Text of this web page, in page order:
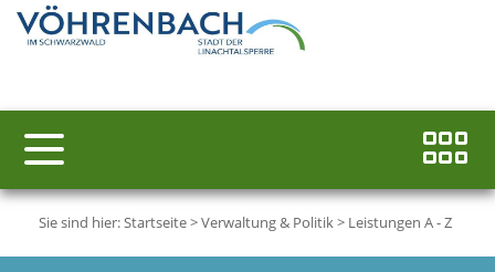
Sie sind hier:Startseite>Verwaltung & Politik> Leistungen A - Z